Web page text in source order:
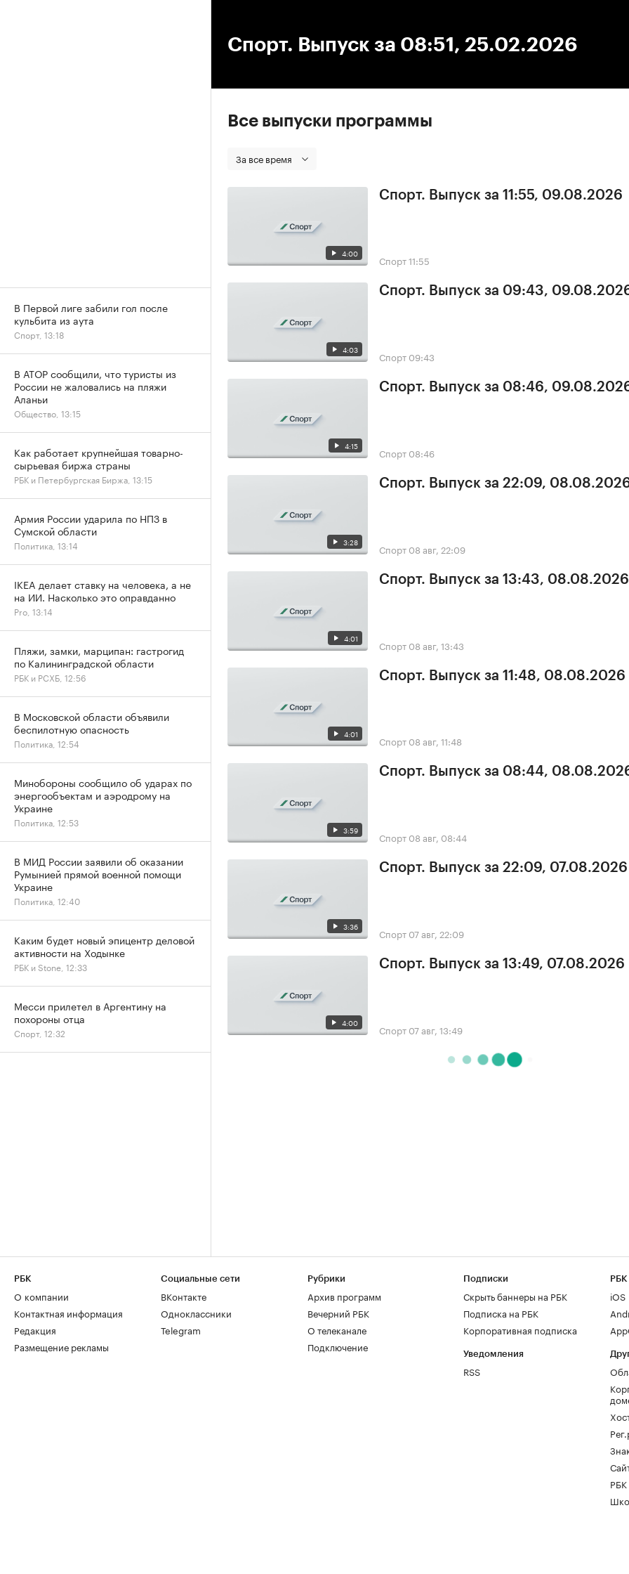
Спорт. Выпуск за 08:51, 25.02.2026
Все выпуски программы
За все время
4:00
Спорт. Выпуск за 11:55, 09.08.2026
Спорт11:55
4:03
Спорт. Выпуск за 09:43,
Спорт 09:43
4:15
Спорт. Выпуск за 08:46,
Спорт 08:46
3:28
Спорт. Выпуск за 22:09,
Спорт 08 авг, 22:09
4:01
Спорт. Выпуск за 13:43, 08.08.2026
Спорт 08 авг, 13:43
4:01
Спорт. Выпуск за 11:48, 08.08.2026
Спорт 08 авг, 11:48
3:59
Спорт. Выпуск за 08:44,
Спорт 08 авг, 08:44
3:36
Спорт. Выпуск за 22:09, 07.08.2026
Спорт 07 авг, 22:09
4:00
Спорт. Выпуск за 13:49, 07.08.2026
Спорт 07 авг, 13:49
В Первой лиге забили гол после
кульбита из аута
Спорт, 13:18
В АТОР сообщили, что туристы из
России не жаловались на пляжи
Аланьи
Общество, 13:15
Как работает крупнейшая товарно-
сырьевая биржа страны
РБК и Петербургская Биржа, 13:15
Армия России ударила по НПЗ в
Сумской области
Политика, 13:14
IKEA делает ставку на человека, а не
на ИИ. Насколько это оправданно
Pro, 13:14
Пляжи, замки, марципан: гастрогид
по Калининградской области
РБК и РСХБ, 12:56
В Московской области объявили
беспилотную опасность
Политика, 12:54
Минобороны сообщило об ударах по
энергообъектам и аэродрому на
Украине
Политика, 12:53
В МИД России заявили об оказании
Румынией прямой военной помощи
Украине
Политика, 12:40
Каким будет новый эпицентр деловой
активности на Ходынке
РБК и Stone, 12:33
Месси прилетел в Аргентину на
похороны отца
Спорт, 12:32
РБК
О компании
Контактная информация
Редакция
Размещение рекламы
Социальные сети
ВКонтакте
Одноклассники
Telegram
Рубрики
Архив программ
Вечерний РБК
О телеканале
Подключение
Подписки
Скрыть баннеры на РБК
Подписка на РБК
Корпоративная подписка
Уведомления
RSS
РБК
iOS